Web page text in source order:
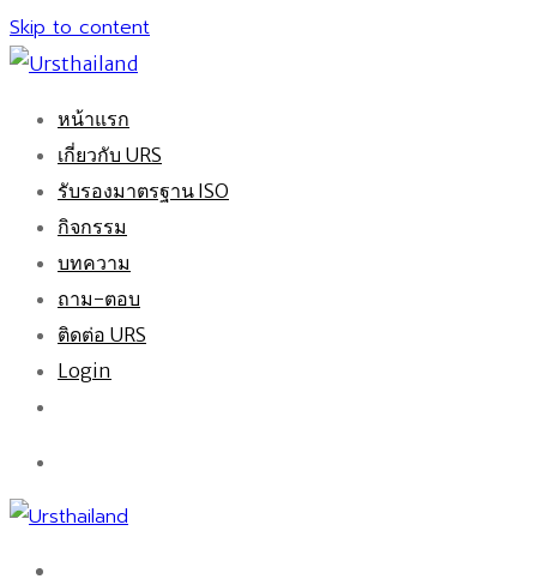
Skip to content
หน้าแรก
เกี่ยวกับ URS
รับรองมาตรฐาน ISO
กิจกรรม
บทความ
ถาม-ตอบ
ติดต่อ URS
Login